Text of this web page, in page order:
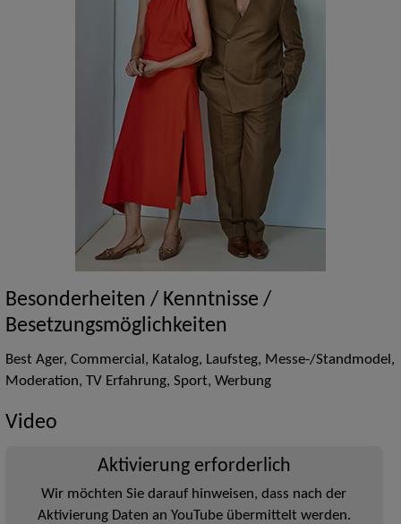
Besonderheiten / Kenntnisse /
Besetzungsmöglichkeiten
Best Ager, Commercial, Katalog, Laufsteg, Messe-/Standmodel,
Moderation, TV Erfahrung, Sport, Werbung
Video
Aktivierung erforderlich
Wir möchten Sie darauf hinweisen, dass nach der
Aktivierung Daten an YouTube übermittelt werden.